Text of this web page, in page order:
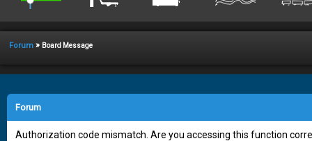
Forum » Board Message
Forum
Authorization code mismatch. Are you accessing this function